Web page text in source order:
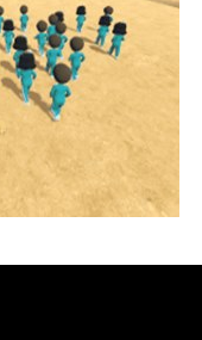
GUNS & BOTTLES